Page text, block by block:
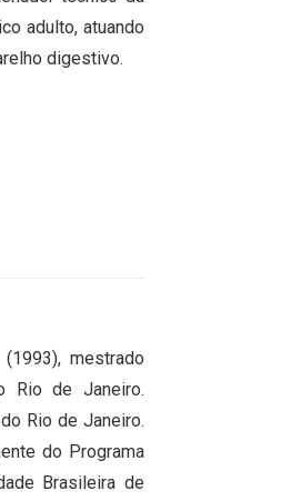
adulto, atuando
digestivo.
mestrado
Rio de Janeiro.
Rio de Janeiro.
do Programa
Brasileira de